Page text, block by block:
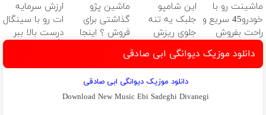
میلیون تومان!!!
دندان
با40%تخفیف)
آموزش رایگان
تخفیف در خرید
فوری)
ماشینت رو با
خودرو45 سریع و
راحت بفروش
این شامپو
جلبک یه تنه
جلوی ریزش
موهاتو
میگیره۴۰٪تخفیف
ماشین پژو
گذاشتی برای
فروش ؟ اینجا
بفروش
ارزش سرمایه
ات رو با سینگال
درست بالا ببر
دانلود موزیک دیوانگی ابی صادقی
دانلود موزیک دیوانگی ابی صادقی
Download New Music Ebi Sadeghi Divanegi